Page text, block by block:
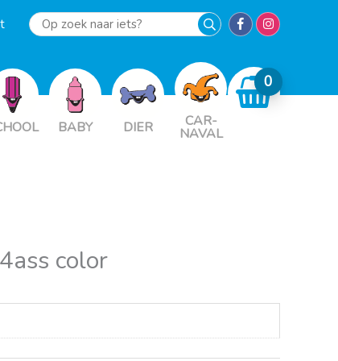
Op
iets?
BABY DIER CAR-
NAVAL
color